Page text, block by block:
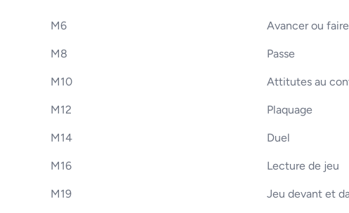
M6
M8
M10
M12
M14
M16
M19
Avancer ou
Passe
Attitutes au
Plaquage
Duel
Lecture de jeu
Jeu devant et